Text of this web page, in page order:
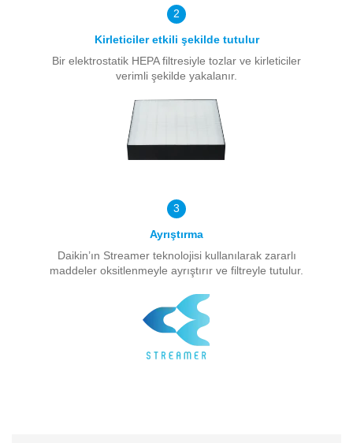
2
Kirleticiler etkili şekilde tutulur
Bir elektrostatik HEPA filtresiyle tozlar ve kirleticiler
verimli şekilde yakalanır.
3
Ayrıştırma
Daikin’ın Streamer teknolojisi kullanılarak zararlı
maddeler oksitlenmeyle ayrıştırır ve filtreyle tutulur.